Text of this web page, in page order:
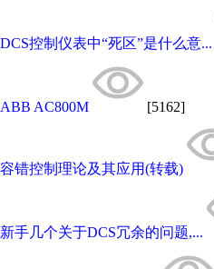
DCS控制仪表中“死区”是什么意...
ABB AC800M [5162]
容错控制理论及其应用(转载)
新手几个关于DCS冗余的问题,...